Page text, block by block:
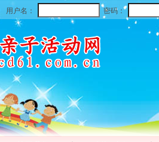
用户名： 密码：